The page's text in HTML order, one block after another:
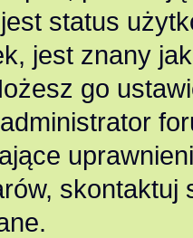
jest status
jest znany
go